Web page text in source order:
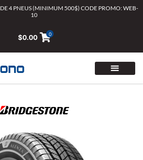
DE 4 PNEUS (MINIMUM 500$) CODE PROMO: WEB-
10
$0.00 0